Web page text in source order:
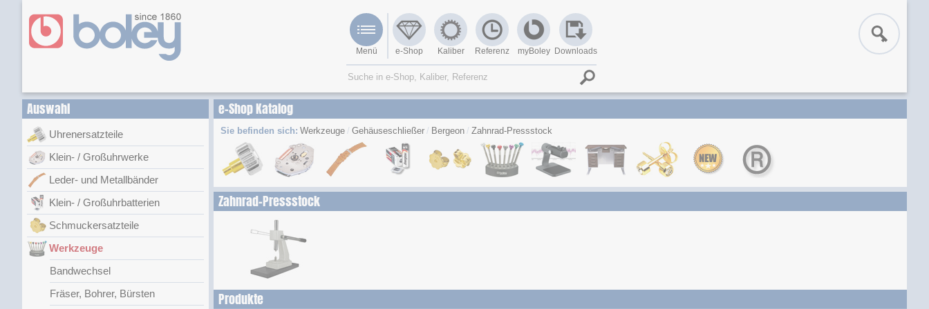
Menü e-Shop Kaliber Referenz myBoley Downloads
Auswahl
Uhrenersatzteile
Klein- / Großuhrwerke
Leder- und Metallbänder
Klein- / Großuhrbatterien
Schmuckersatzteile
Werkzeuge
Bandwechsel
Fräser, Bohrer, Bürsten
e-Shop Katalog
Sie befinden sich: Werkzeuge Gehäuseschließer Bergeon Zahnrad-Pressstock
Zahnrad-Pressstock
Produkte